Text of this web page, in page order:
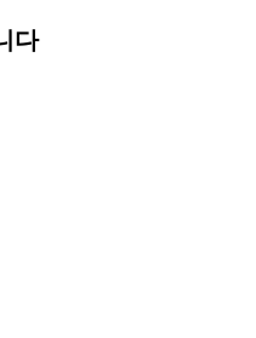
다